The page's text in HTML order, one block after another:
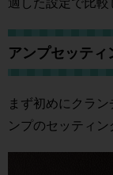
アンプセッテ
まず初めにクラ
ンプのセッティン